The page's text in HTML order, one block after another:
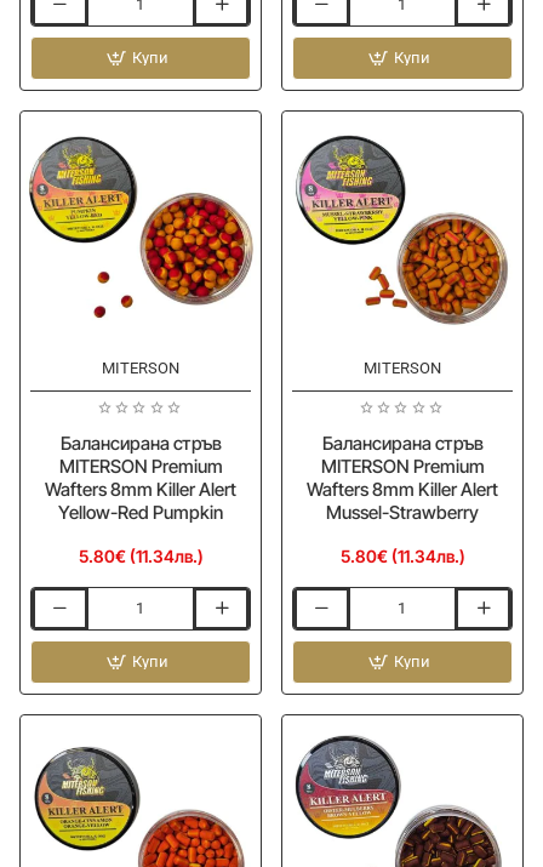
топчета
MITERSON
Premium
Pop-
10mm
Flumino-
Yellow
Pineapple
Купи
топчета
MITERSON
Premium
Pop-
10mm
Flumino-
Pink
Tutti-
Frutti
Купи
MITERSON
Балансирана стръв
MITERSON Premium
Wafters 8mm Killer Alert
Yellow-Red Pumpkin
5.80€ (11.34лв.)
Балансирана
стръв
MITERSON
Premium
Wafters
Killer
Alert
Yellow-
Red
Pumpkin
Купи
MITERSON
Балансирана стръв
MITERSON Premium
Wafters 8mm Killer Alert
Mussel-Strawberry
5.80€ (11.34лв.)
Балансирана
стръв
MITERSON
Premium
Wafters
8mm
Killer
Alert
Mussel-
Strawberry
Купи